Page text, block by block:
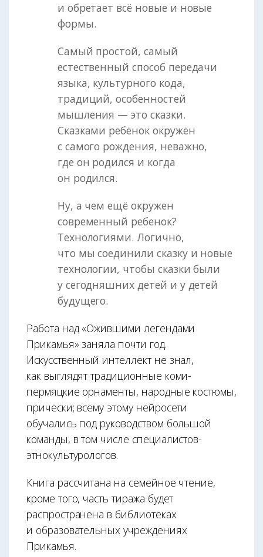
и обретает всё новые и новые
формы.
Самый простой, самый
естественный способ передачи
языка, культурного кода,
традиций, особенностей
мышления — это сказки.
Сказками ребёнок окружён
с самого рождения, неважно,
где он родился и когда
он родился.
Ну, а чем ещё окружен
современный ребенок?
Технологиями. Логично,
что мы соединили сказку и новые
технологии, чтобы сказки были
у сегодняшних детей и у детей
будущего.
Работа над «Ожившими легендами
Прикамья» заняла почти год.
Искусственный интеллект не знал,
как выглядят традиционные коми-
пермяцкие орнаменты, народные костюмы,
причёски; всему этому нейросети
обучались под руководством большой
команды, в том числе специалистов-
этнокультурологов.
Книга рассчитана на семейное чтение,
кроме того, часть тиража будет
распространена в библиотеках
и образовательных учреждениях
Прикамья.